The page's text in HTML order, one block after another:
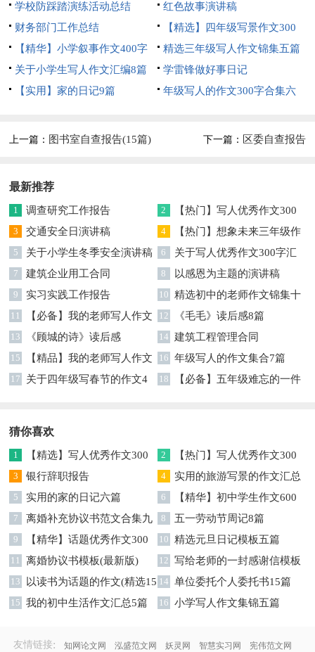
锦集8篇
学校防踩踏演练活动总结
红色故事演讲稿
财务部门工作总结
【精选】四年级写景作文300
字集合五篇
【精华】小学叙事作文400字
集锦九篇
精选三年级写人作文锦集五篇
关于小学生写人作文汇编8篇
学雷锋做好事日记
【实用】家的日记9篇
年级写人的作文300字合集六
上一篇： 图书室自查报告(15篇) 下一篇： 区委自查报告
最新推荐
1 调查研究工作报告 2
【热门】写人优秀作文300
字集合7篇
3 交通安全日演讲稿 4
【热门】想象未来三年级作
文汇编7篇
5 关于小学生冬季安全演讲稿 6
关于写人优秀作文300字汇
编六篇
7 建筑企业用工合同 8 以感恩为主题的演讲稿
9 实习实践工作报告 10 精选初中的老师作文锦集十
篇
11
【必备】我的老师写人作文
集合八篇
12 《毛毛》读后感8篇
13 《顾城的诗》读后感 14 建筑工程管理合同
15
【精品】我的老师写人作文
集合5篇
16 年级写人的作文集合7篇
17
关于四年级写春节的作文4
18
【必备】五年级难忘的一件
猜你喜欢
1
【精选】写人优秀作文300
字集锦八篇
2
【热门】写人优秀作文300
字汇总8篇
3 银行辞职报告 4
实用的旅游写景的作文汇总
九篇
5 实用的家的日记六篇 6
【精华】初中学生作文600
字集合十篇
7
离婚补充协议书范文合集九
篇
8 五一劳动节周记8篇
9
【精华】话题优秀作文300
字集合9篇
10 精选元旦日记模板五篇
11 离婚协议书模板(最新版) 12 写给老师的一封感谢信模板
汇编9篇
13
以读书为话题的作文(精选15
篇)
14 单位委托个人委托书15篇
15 我的初中生活作文汇总5篇 16 小学写人作文集锦五篇
友情链接: 知网论文网 泓盛范文网 妖灵网 智慧实习网 宪伟范文网